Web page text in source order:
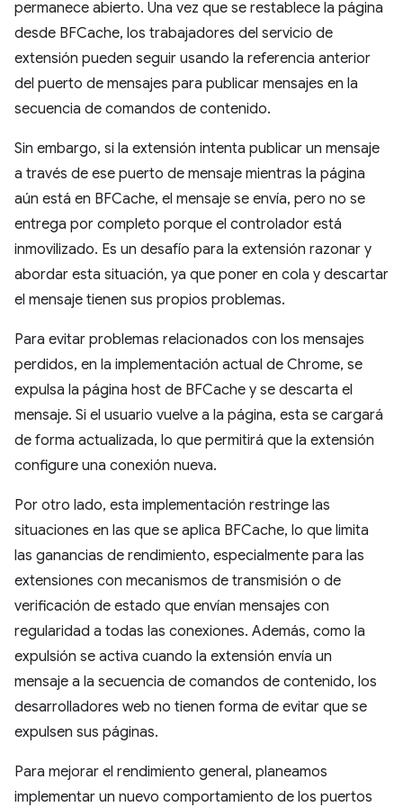
permanece abierto. Una vez que se restablece la página
desde BFCache, los trabajadores del servicio de
extensión pueden seguir usando la referencia anterior
del puerto de mensajes para publicar mensajes en la
secuencia de comandos de contenido.
Sin embargo, si la extensión intenta publicar un mensaje
a través de ese puerto de mensaje mientras la página
aún está en BFCache, el mensaje se envía, pero no se
entrega por completo porque el controlador está
inmovilizado. Es un desafío para la extensión razonar y
abordar esta situación, ya que poner en cola y descartar
el mensaje tienen sus propios problemas.
Para evitar problemas relacionados con los mensajes
perdidos, en la implementación actual de Chrome, se
expulsa la página host de BFCache y se descarta el
mensaje. Si el usuario vuelve a la página, esta se cargará
de forma actualizada, lo que permitirá que la extensión
configure una conexión nueva.
Por otro lado, esta implementación restringe las
situaciones en las que se aplica BFCache, lo que limita
las ganancias de rendimiento, especialmente para las
extensiones con mecanismos de transmisión o de
verificación de estado que envían mensajes con
regularidad a todas las conexiones. Además, como la
expulsión se activa cuando la extensión envía un
mensaje a la secuencia de comandos de contenido, los
desarrolladores web no tienen forma de evitar que se
expulsen sus páginas.
Para mejorar el rendimiento general, planeamos
implementar un nuevo comportamiento de los puertos